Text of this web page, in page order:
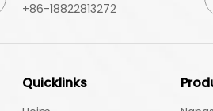
+86-18822813272
Quicklinks